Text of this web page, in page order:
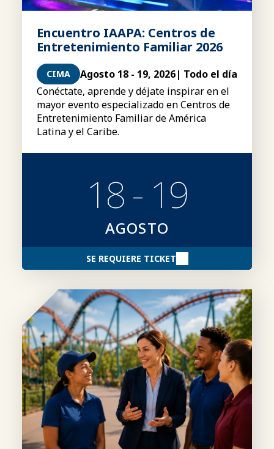
Encuentro IAAPA: Centros de
Entretenimiento Familiar 2026
CIMA Agosto 18 - 19, 2026| Todo el día
Conéctate, aprende y déjate inspirar en el
mayor evento especializado en Centros de
Entretenimiento Familiar de América
Latina y el Caribe.
18 - 19
AGOSTO
SE REQUIERE TICKET